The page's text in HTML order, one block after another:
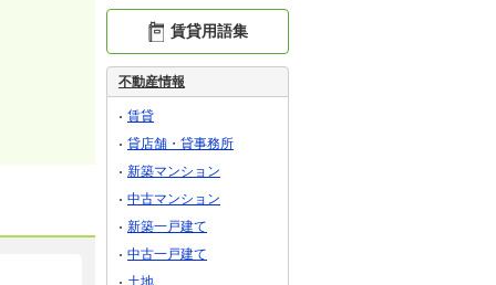
賃貸用語集
不動産情報
賃貸
貸店舗・貸事務所
新築マンション
中古マンション
新築一戸建て
中古一戸建て
土地